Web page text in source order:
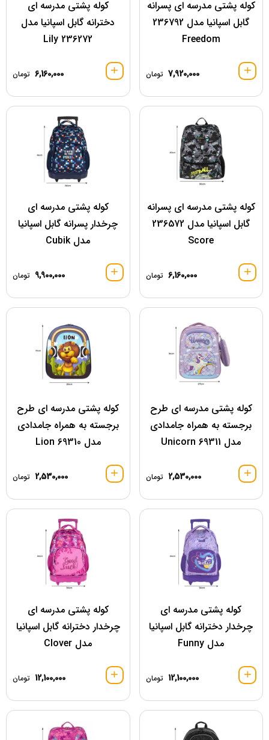
کوله پشتی مدرسه ای پسرانه
گابل اسپانیا مدل 236792
Freedom
7,920,000 تومان
کوله پشتی مدرسه ای
دخترانه گابل اسپانیا مدل
236272 Lily
6,160,000 تومان
کوله پشتی مدرسه ای پسرانه
گابل اسپانیا مدل 236572
Score
6,160,000 تومان
کوله پشتی مدرسه ای
چرخدار پسرانه گابل اسپانیا
مدل Cubik
9,900,000 تومان
کوله پشتی مدرسه ای طرح
برجسته به همراه جامدادی
مدل 69311 Unicorn
2,530,000 تومان
کوله پشتی مدرسه ای طرح
برجسته به همراه جامدادی
مدل 69310 Lion
2,530,000 تومان
کوله پشتی مدرسه ای
چرخدار دخترانه گابل اسپانیا
مدل Funny
12,100,000 تومان
کوله پشتی مدرسه ای
چرخدار دخترانه گابل اسپانیا
مدل Clover
12,100,000 تومان